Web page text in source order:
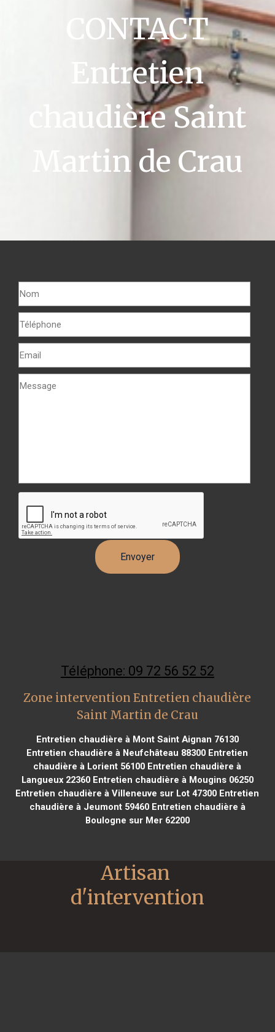
CONTACT
Entretien
chaudière Saint
Martin de Crau
Téléphone: 09 72 56 52 52
Zone intervention Entretien chaudière
Saint Martin de Crau
Entretien chaudière à Mont Saint Aignan 76130
Entretien chaudière à Neufchâteau 88300 Entretien
chaudière à Lorient 56100 Entretien chaudière à
Langueux 22360Entretien chaudière à Mougins 06250
Entretien chaudière à Villeneuve sur Lot 47300 Entretien
chaudière à Jeumont 59460Entretien chaudière à
Boulogne sur Mer 62200
Artisan
d'intervention